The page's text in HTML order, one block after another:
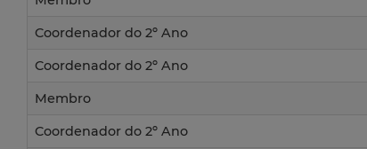
Coordenador do 2º Ano
Coordenador do 2º Ano
Membro
Coordenador do 2º Ano